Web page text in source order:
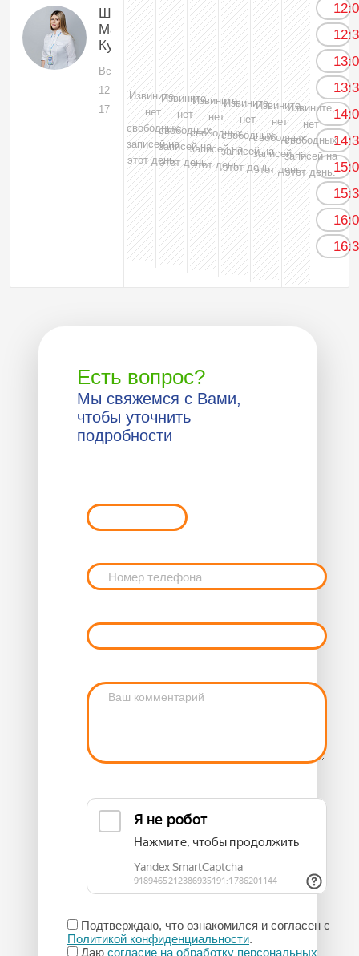
Шовкарова
Мадина
Кучуковна
Вс, 09
12:00-
17:00
Извините,
нет
свободных
записей на
этот день.
Извините,
нет
свободных
записей на
этот день.
Извините,
нет
свободных
записей на
этот день.
Извините,
нет
свободных
записей на
этот день.
Извините,
нет
свободных
записей на
этот день.
Извините,
нет
свободных
записей на
этот день.
Есть вопрос?
Мы свяжемся с Вами,
чтобы уточнить
подробности
Подтверждаю, что ознакомился и согласен с
Политикой конфиденциальности.
Даю согласие на обработку персональных